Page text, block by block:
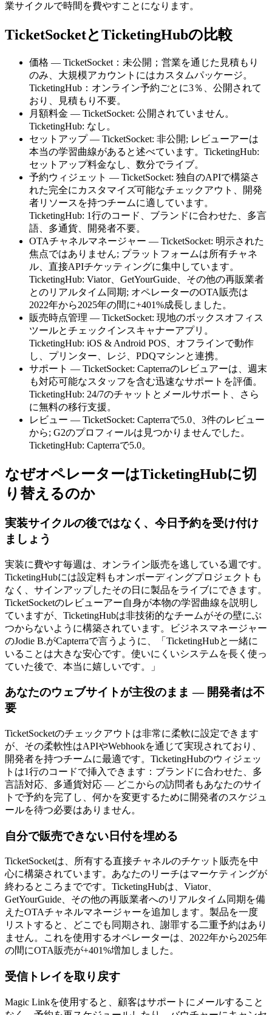
業サイクルで時間を費やすことになります。
TicketSocketとTicketingHubの比較
価格 — TicketSocket：未公開；営業を通じた見積もり
のみ、大規模アカウントにはカスタムパッケージ。
TicketingHub：オンライン予約ごとに3％、公開されて
おり、見積もり不要。
月額料金 — TicketSocket: 公開されていません。
TicketingHub: なし。
セットアップ — TicketSocket: 非公開; レビューアーは
本当の学習曲線があると述べています。TicketingHub:
セットアップ料金なし、数分でライブ。
予約ウィジェット — TicketSocket: 独自のAPIで構築さ
れた完全にカスタマイズ可能なチェックアウト、開発
者リソースを持つチームに適しています。
TicketingHub: 1行のコード、ブランドに合わせた、多言
語、多通貨、開発者不要。
OTAチャネルマネージャー — TicketSocket: 明示された
焦点ではありません; プラットフォームは所有チャネ
ル、直接APIチケッティングに集中しています。
TicketingHub: Viator、GetYourGuide、その他の再販業者
とのリアルタイム同期; オペレーターのOTA販売は
2022年から2025年の間に+401%成長しました。
販売時点管理 — TicketSocket: 現地のボックスオフィス
ツールとチェックインスキャナーアプリ。
TicketingHub: iOS & Android POS、オフラインで動作
し、プリンター、レジ、PDQマシンと連携。
サポート — TicketSocket: Capterraのレビュアーは、週末
も対応可能なスタッフを含む迅速なサポートを評価。
TicketingHub: 24/7のチャットとメールサポート、さら
に無料の移行支援。
レビュー — TicketSocket: Capterraで5.0、3件のレビュー
から; G2のプロフィールは見つかりませんでした。
TicketingHub: Capterraで5.0。
なぜオペレーターはTicketingHubに切
り替えるのか
実装サイクルの後ではなく、今日予約を受け付け
ましょう
実装に費やす毎週は、オンライン販売を逃している週です。
TicketingHubには設定料もオンボーディングプロジェクトも
なく、サインアップしたその日に製品をライブにできます。
TicketSocketのレビューアー自身が本物の学習曲線を説明し
ていますが、TicketingHubは非技術的なチームがその壁にぶ
つからないように構築されています。ビジネスマネージャー
のJodie B.がCapterraで言うように、「TicketingHubと一緒に
いることは大きな安心です。使いにくいシステムを長く使っ
ていた後で、本当に嬉しいです。」
あなたのウェブサイトが主役のまま — 開発者は不
要
TicketSocketのチェックアウトは非常に柔軟に設定できます
が、その柔軟性はAPIやWebhookを通じて実現されており、
開発者を持つチームに最適です。TicketingHubのウィジェッ
トは1行のコードで挿入できます：ブランドに合わせた、多
言語対応、多通貨対応 — どこからの訪問者もあなたのサイ
トで予約を完了し、何かを変更するために開発者のスケジュ
ールを待つ必要はありません。
自分で販売できない日付を埋める
TicketSocketは、所有する直接チャネルのチケット販売を中
心に構築されています。あなたのリーチはマーケティングが
終わるところまでです。TicketingHubは、Viator、
GetYourGuide、その他の再販業者へのリアルタイム同期を備
えたOTAチャネルマネージャーを追加します。製品を一度
リストすると、どこでも同期され、謝罪する二重予約はあり
ません。これを使用するオペレーターは、2022年から2025年
の間にOTA販売が+401%増加しました。
受信トレイを取り戻す
Magic Linkを使用すると、顧客はサポートにメールすること